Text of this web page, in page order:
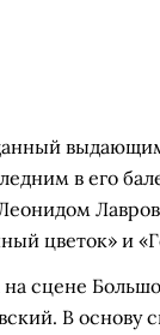
в его
цветок» и
сцене
В основу